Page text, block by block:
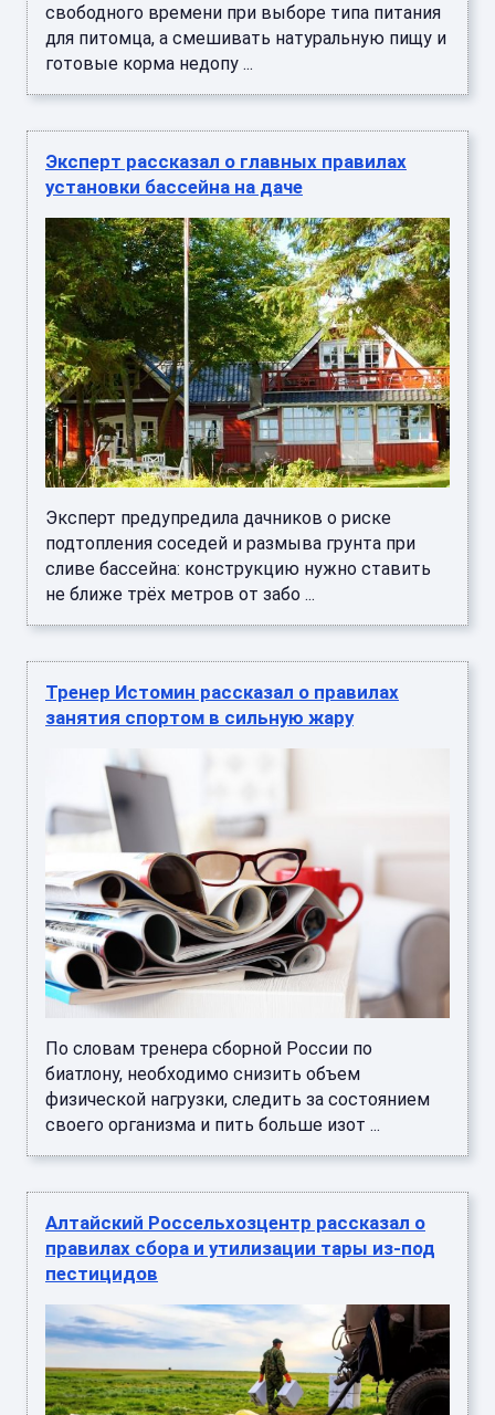
свободного времени при выборе типа питания
для питомца, а смешивать натуральную пищу и
готовые корма недопу ...
Эксперт рассказал о главных правилах
установки бассейна на даче
Эксперт предупредила дачников о риске
подтопления соседей и размыва грунта при
сливе бассейна: конструкцию нужно ставить
не ближе трёх метров от забо ...
Тренер Истомин рассказал о правилах
занятия спортом в сильную жару
По словам тренера сборной России по
биатлону, необходимо снизить объем
физической нагрузки, следить за состоянием
своего организма и пить больше изот ...
Алтайский Россельхозцентр рассказал о
правилах сбора и утилизации тары из-под
пестицидов